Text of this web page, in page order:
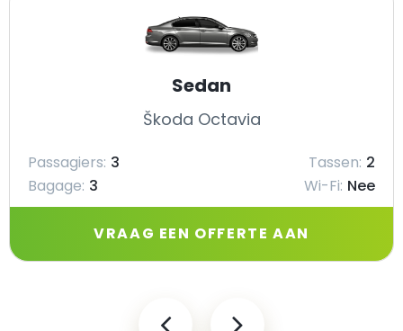
Sedan
Škoda Octavia
Passagiers: 3 Tassen: 2
Bagage: 3 Wi-Fi: Nee
VRAAG EEN OFFERTE AAN